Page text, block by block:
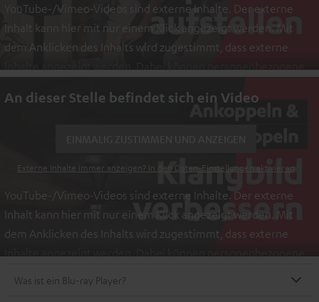
YouTube-/Vimeo-Videos sind externe Inhalte. Der externe
Inhalt kann hier mit nur einem Klick angezeigt werden. Mit
dem Anklicken des Inhalts wird zugestimmt, dass externe
Informationen sind in der Datenschutzerklärung unter I zu
An dieser Stelle befindet sich ein Video
Externe Inhalte immer anzeigen? In den Daten‑Einstellungen aktivieren
YouTube-/Vimeo-Videos sind externe Inhalte. Der externe
Inhalt kann hier mit nur einem Klick angezeigt werden. Mit
dem Anklicken des Inhalts wird zugestimmt, dass externe
Informationen sind in der Datenschutzerklärung unter I zu
Was ist ein Blu-ray Player?